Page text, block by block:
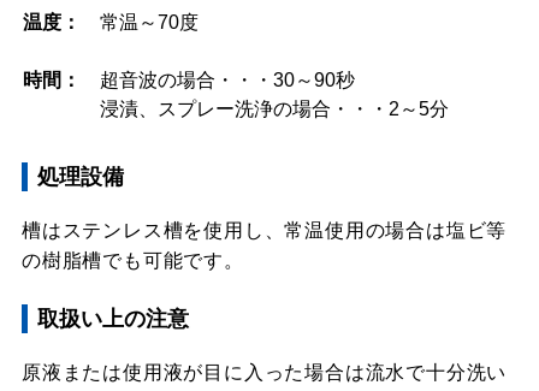
温度： 常温～70度
時間：
超音波の場合・・・30～90秒
浸漬、スプレー洗浄の場合・・・2～5分
処理設備
槽はステンレス槽を使用し、常温使用の場合は塩ビ等
の樹脂槽でも可能です。
取扱い上の注意
原液または使用液が目に入った場合は流水で十分洗い